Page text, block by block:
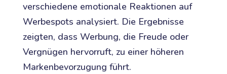
verschiedene emotionale Reaktionen auf
Werbespots analysiert. Die Ergebnisse
zeigten, dass Werbung, die Freude oder
Vergnügen hervorruft, zu einer höheren
Markenbevorzugung führt.